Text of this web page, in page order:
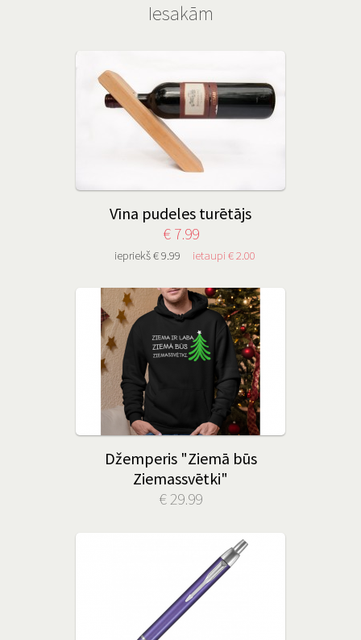
Iesakām
Vīna pudeles turētājs
€ 7.99
iepriekš € 9.99 ietaupi € 2.00
Džemperis "Ziemā būs
Ziemassvētki"
€ 29.99